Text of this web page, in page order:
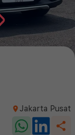
Jakarta Pusat